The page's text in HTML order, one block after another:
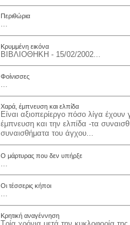
Περιθώρια
...
Κρυμμένη εικόνα
ΒΙΒΛΙΟΘΗΚΗ - 15/02/2002...
Φοίνισσες
...
Χαρά, έμπνευση και ελπίδα
Είναι αξιοπερίεργο πόσο λίγα
έμπνευση και την ελπίδα -τα
συναισθήματα του άγχου...
Ο μάρτυρας που δεν υπήρξε
Οι τέσσερις κήποι
Κρητική αναγέννηση